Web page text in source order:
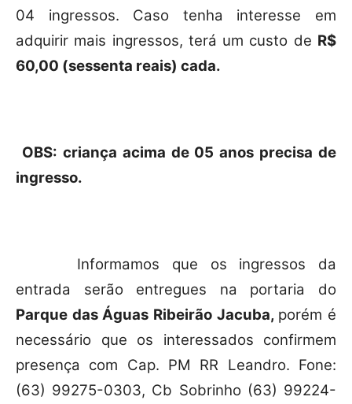
04 ingressos. Caso tenha interesse em
adquirir mais ingressos, terá um custo de R$
60,00 (sessenta reais) cada.
OBS: criança acima de 05 anos precisa de
ingresso.
Informamos que os ingressos da
entrada serão entregues na portaria do
Parque das Águas Ribeirão Jacuba, porém é
necessário que os interessados confirmem
presença com Cap. PM RR Leandro. Fone:
(63) 99275-0303, Cb Sobrinho (63) 99224-